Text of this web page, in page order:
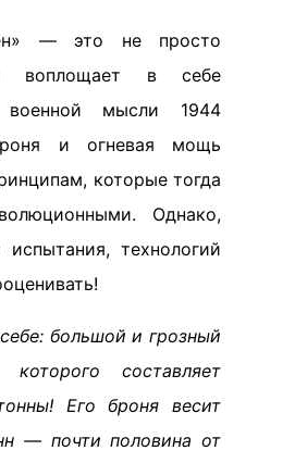
— это не просто
воплощает в себе
военной мысли 1944
и огневая мощь
которые тогда
Однако,
испытания, технологий
большой и грозный
составляет
Его броня весит
— почти половина от